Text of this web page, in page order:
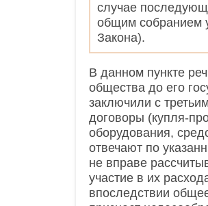
случае
общим собранием
Закона).
В данном пункте
общества до его
заключили с
договоры (купля-
оборудования,
отвечают по
не вправе
участие в их
впоследствии